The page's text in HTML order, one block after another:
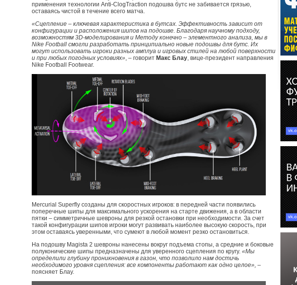
применения технологии Anti-ClogTraction подошва бутс не забивается грязью,
оставаясь чистой в течение всего матча.
«Сцепление – ключевая характеристика в бутсах. Эффективность зависит от
конфигурации и расположения шипов на подошве. Благодаря научному подходу,
возможностям 3D-моделирования и Методу конечно – элементного анализа, мы в
Nike Football смогли разработать принципиально новые подошвы для бутс. Их
могут использовать игроки разных амплуа и игровых стилей на любой поверхности
и при любых погодных условиях», – говорит Макс Блау, вице-президент направления
Nike Football Footwear.
Mercurial Superfly созданы для скоростных игроков: в передней части появились
поперечные шипы для максимального ускорения на старте движения, а в области
пятки – симметричные шевроны для резкой остановки при необходимости. За счет
такой конфигурации шипов игроки могут развивать наиболее высокую скорость, при
этом оставаясь уверенными, что сумеют в любой момент резко остановиться.
На подошву Magista 2 шевроны нанесены вокруг подъема стопы, а средние и боковые
полуконические шипы предназначены для уверенного сцепления по кругу. «Мы
определили глубину проникновения в газон, что позволило нам достичь
необходимого уровня сцепления: все компоненты работают как одно целое», –
поясняет Блау.